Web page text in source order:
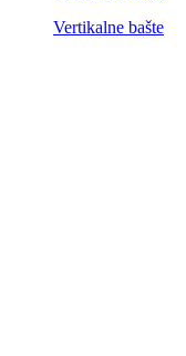
Vertikalne bašte